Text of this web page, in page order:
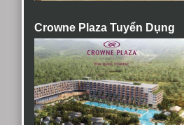
Crowne Plaza Tuyển Dụng